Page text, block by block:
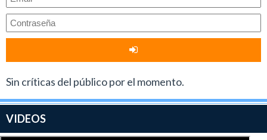
Sin críticas del público por el momento.
VIDEOS